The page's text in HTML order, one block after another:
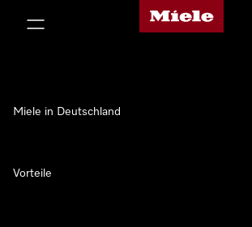
Miele-Homepage
Miele in Deutschland
Vorteile